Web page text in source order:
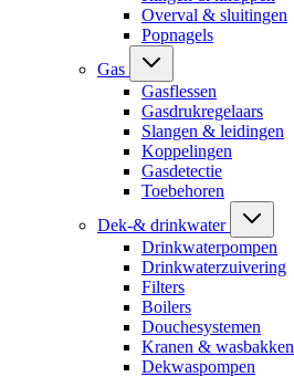
Overval & sluitingen
Popnagels
Gas
Gasflessen
Gasdrukregelaars
Slangen & leidingen
Koppelingen
Gasdetectie
Toebehoren
Dek-& drinkwater
Drinkwaterpompen
Drinkwaterzuivering
Filters
Boilers
Douchesystemen
Kranen & wasbakken
Dekwaspompen